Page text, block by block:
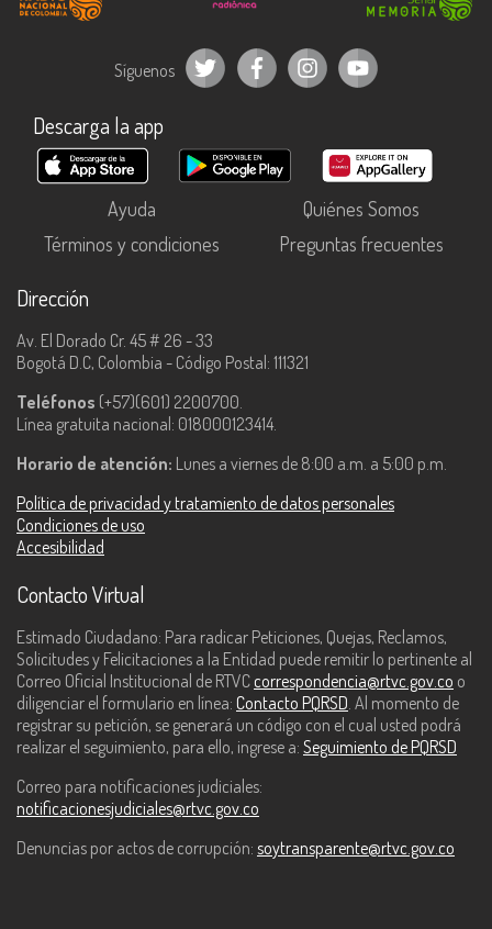
Síguenos
Descarga la app
Ayuda
Quiénes Somos
Términos y condiciones
Preguntas frecuentes
Dirección
Av. El Dorado Cr. 45 # 26 - 33
Bogotá D.C, Colombia - Código Postal: 111321
Teléfonos (+57)(601) 2200700.
Línea gratuita nacional: 018000123414.
Horario de atención: Lunes a viernes de 8:00 a.m. a 5:00 p.m.
Política de privacidad y tratamiento de datos personales
Condiciones de uso
Accesibilidad
Contacto Virtual
Estimado Ciudadano: Para radicar Peticiones, Quejas, Reclamos,
Solicitudes y Felicitaciones a la Entidad puede remitir lo pertinente al
Correo Oficial Institucional de RTVC correspondencia@rtvc.gov.co o
diligenciar el formulario en línea: Contacto PQRSD. Al momento de
registrar su petición, se generará un código con el cual usted podrá
realizar el seguimiento, para ello, ingrese a: Seguimiento de PQRSD
Correo para notificaciones judiciales:
notificacionesjudiciales@rtvc.gov.co
Denuncias por actos de corrupción: soytransparente@rtvc.gov.co